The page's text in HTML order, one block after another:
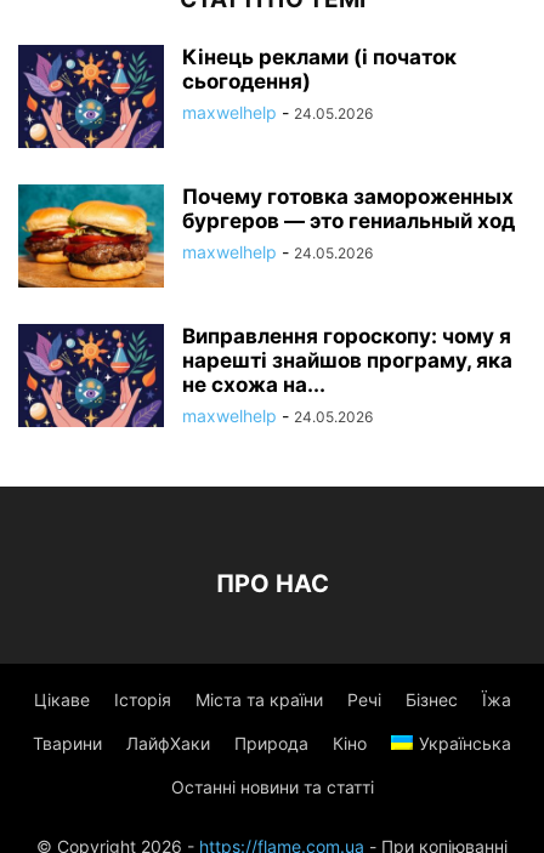
Кінець реклами (і початок
сьогодення)
maxwelhelp - 24.05.2026
Почему готовка замороженных
бургеров — это гениальный ход
maxwelhelp - 24.05.2026
Виправлення гороскопу: чому я
нарешті знайшов програму, яка
не схожа на...
maxwelhelp - 24.05.2026
ПРО НАС
Цікаве Історія Міста та країни Речі Бізнес Їжа
Тварини ЛайфХаки Природа Кіно Українська
Останні новини та статті
© Copyright 2026 - https://flame.com.ua - При копіюванні